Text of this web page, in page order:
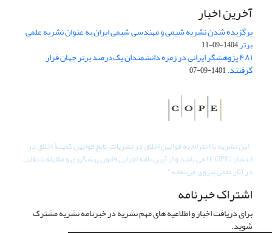
آخرین اخبار
برگزیده شدن نشریه شیمی و مهندسی شیمی ایران به عنوان نشریه علمی
برتر1404-09-11
۴۸۱ پژوهشگر ایرانی در زمره دانشمندان یک‌درصد برتر جهان قرار
گرفتند.1401-09-07
"این نشریه با احترام به قوانین اخلاق در نشریات، تابع قوانین کمیتۀ اخلاق در
انتشار (COPE) می باشد و از آیین نامه اجرایی قانون پیشگیری و مقابله با تقلب
در آثار علمی پیروی می نماید".
اشتراک خبرنامه
برای دریافت اخبار و اطلاعیه های مهم نشریه در خبرنامه نشریه مشترک
شوید.